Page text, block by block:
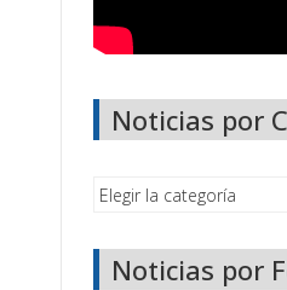
Noticias por
Noticias por